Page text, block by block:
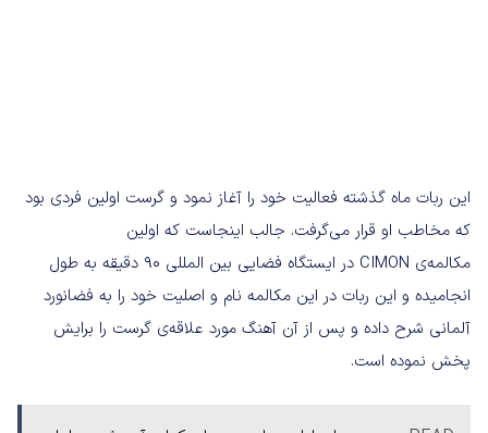
این ربات ماه گذشته فعالیت خود را آغاز نمود و گرست اولین فردی بود
که مخاطب او قرار می‌گرفت. جالب اینجاست که اولین
مکالمه‌ی CIMON در ایستگاه فضایی بین المللی ۹۰ دقیقه به طول
انجامیده و این ربات در این مکالمه نام و اصلیت خود را به فضانورد
آلمانی شرح داده و پس از آن آهنگ مورد علاقه‌ی گرست را برایش
پخش نموده است.